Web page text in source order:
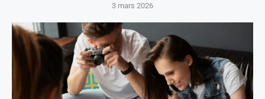
3 mars 2026